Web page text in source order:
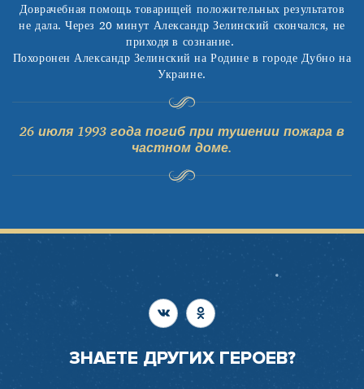
Доврачебная помощь товарищей положительных результатов
не дала. Через 20 минут Александр Зелинский скончался, не
приходя в сознание.
Похоронен Александр Зелинский на Родине в городе Дубно на
Украине.
26 июля 1993 года погиб при тушении пожара в
частном доме.
ЗНАЕТЕ ДРУГИХ ГЕРОЕВ?